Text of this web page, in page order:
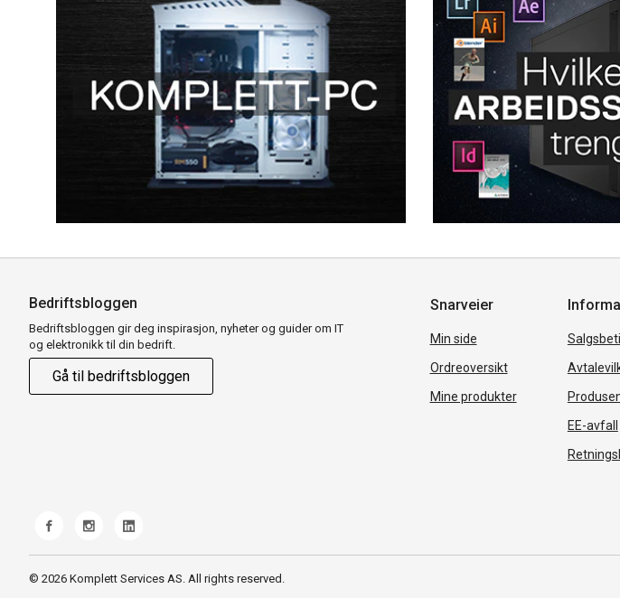
Bedriftsbloggen
Bedriftsbloggen gir deg inspirasjon, nyheter og guider om IT
og elektronikk til din bedrift.
Gå til bedriftsbloggen
Snarveier
Min side
Ordreoversikt
Mine produkter
EE-avfall
© 2026 Komplett Services AS. All rights reserved.